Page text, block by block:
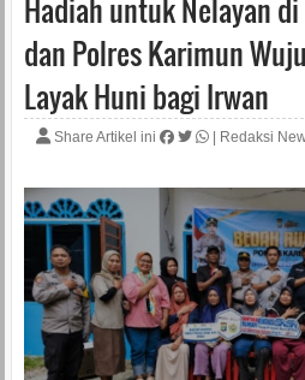
Hadiah untuk Nelayan
dan Polres Karimun
Layak Huni bagi Irwan
Share Artikel ini Redaksi